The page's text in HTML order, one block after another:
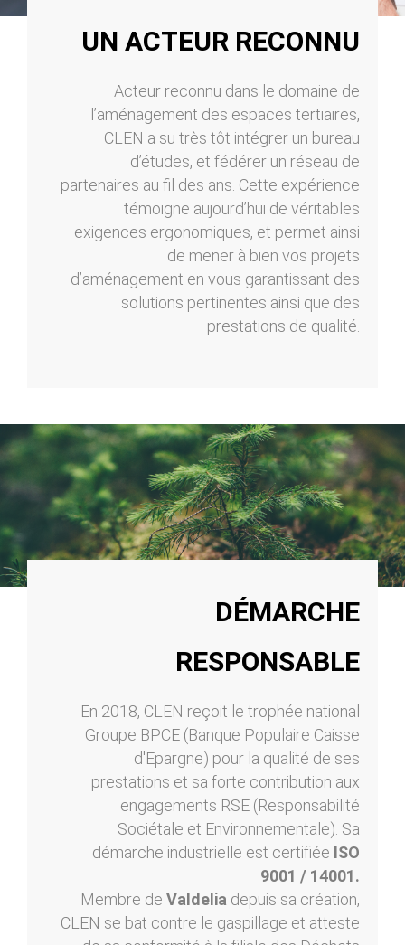
UN ACTEUR RECONNU
Acteur reconnu dans le domaine de
l’aménagement des espaces tertiaires,
CLEN a su très tôt intégrer un bureau
d’études, et fédérer un réseau de
partenaires au fil des ans. Cette expérience
témoigne aujourd’hui de véritables
exigences ergonomiques, et permet ainsi
de mener à bien vos projets
d’aménagement en vous garantissant des
solutions pertinentes ainsi que des
prestations de qualité.
DÉMARCHE
RESPONSABLE
En 2018, CLEN reçoit le trophée national
Groupe BPCE (Banque Populaire Caisse
d'Epargne) pour la qualité de ses
prestations et sa forte contribution aux
engagements RSE (Responsabilité
Sociétale et Environnementale). Sa
démarche industrielle est certifiée ISO
9001 / 14001.
Membre de Valdelia depuis sa création,
CLEN se bat contre le gaspillage et atteste